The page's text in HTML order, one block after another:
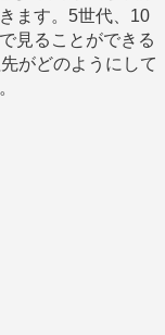
ます。5世代、10
見ることができる
がどのようにして